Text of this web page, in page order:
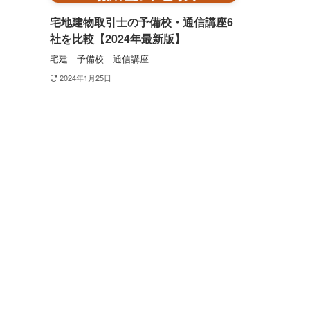
宅地建物取引士の予備校・通信講座6
社を比較【2024年最新版】
宅建 予備校 通信講座
2024年1月25日